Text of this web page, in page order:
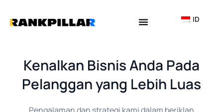
konten
ID
Kenalkan Bisnis Anda Pada
Pelanggan yang Lebih Luas